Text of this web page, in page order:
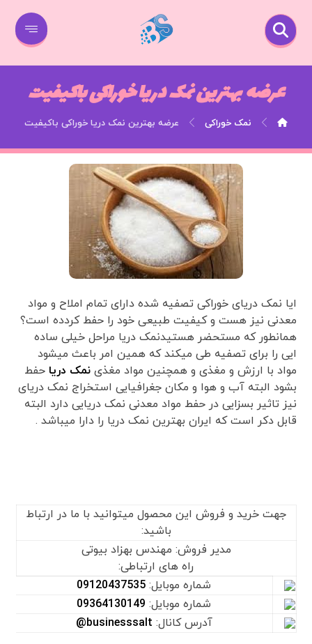
عرضه بهترین نمک دریا خوراکی باکیفیت
نمک خوراکی عرضه بهترین نمک دریا خوراکی باکیفیت
ایا نمک دریای خوراکی تصفیه شده دارای تمام املاح و مواد
معدنی نیز هست و کیفیت طبیعی خود را حفط کردده است؟
همانطور که مستحضر هستیدنمک دریا مراحل خیلی ساده
ایی را برای تصفیه طی میکند که همین امر باعث میشود
مواد با ارزش و مغذی و همچنین مواد مغذی نمک دریا حفط
بشود البته آب و هوا و مکان جغرافیایی استخراج نمک دریای
نیز تاثیر بسزایی در حفط مواد معدنی نمک دریایی دارد البته
قابل دکر است که ایران بهترین نمک دریا را دارا میباشد .
جهت خرید و فروش این محصول میتوانید با ما در ارتباط
باشید:
مدیر فروش: مهندس بهزاد بیوتی
راه های ارتباطی:
شماره موبایل: 09120437535
شماره موبایل: 09364130149
آدرس کانال: businesssalt@